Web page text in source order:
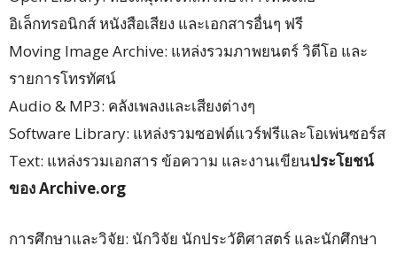
อิเล็กทรอนิกส์ หนังสือเสียง และเอกสารอื่นๆ ฟรี
Moving Image Archive: แหล่งรวมภาพยนตร์ วิดีโอ และ
รายการโทรทัศน์
Audio & MP3: คลังเพลงและเสียงต่างๆ
Software Library: แหล่งรวมซอฟต์แวร์ฟรีและโอเพ่นซอร์ส
Text: แหล่งรวมเอกสาร ข้อความ และงานเขียนประโยชน์
ของ Archive.org
การศึกษาและวิจัย: นักวิจัย นักประวัติศาสตร์ และนักศึกษา